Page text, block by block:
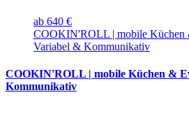
ab 640 €
COOKIN'ROLL | mobile Küchen
Variabel & Kommunikativ
COOKIN'ROLL | mobile Küchen &
Kommunikativ